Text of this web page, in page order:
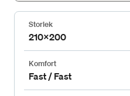
Storlek
210x200
Komfort
Fast / Fast